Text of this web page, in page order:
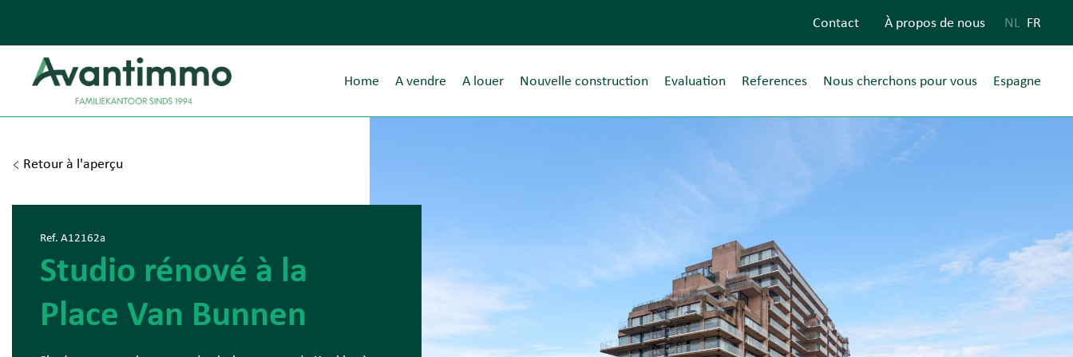
Contact À propos de nous NL FR
Home A vendre A louer Nouvelle construction Evaluation References Nous cherchons pour vous Espagne
Retour à l'aperçu
Ref. A12162a
Studio rénové à la
Place Van Bunnen